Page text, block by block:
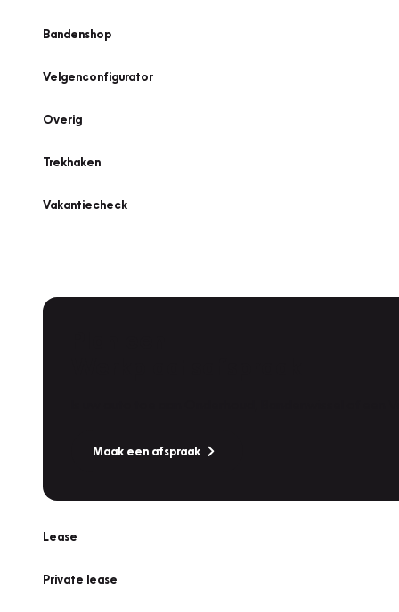
Bandenshop
Velgenconfigurator
Overig
Trekhaken
Vakantiecheck
Maak een afspraak
Lease
Private lease